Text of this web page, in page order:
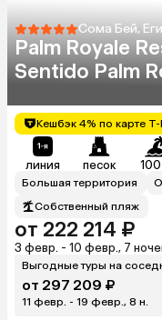
Сома Бей,
Palm Royale
Sentido Palm
Кешбэк 4% по карте
линия песок
Большая территория
Собственный пляж
от 222 214 ₽
3 февр. - 10 февр., 7
Выгодные туры на
от 297 209 ₽
11 февр. - 19 февр., 8 н.